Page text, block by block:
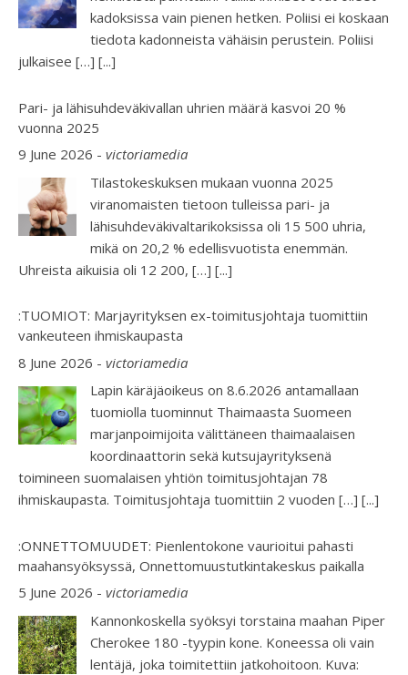
kadoksissa vain pienen hetken. Poliisi ei koskaan
tiedota kadonneista vähäisin perustein. Poliisi
julkaisee […] [...]
Pari- ja lähisuhdeväkivallan uhrien määrä kasvoi 20 %
vuonna 2025
9 June 2026 - victoriamedia
Tilastokeskuksen mukaan vuonna 2025
viranomaisten tietoon tulleissa pari- ja
lähisuhdeväkivaltarikoksissa oli 15 500 uhria,
mikä on 20,2 % edellisvuotista enemmän.
Uhreista aikuisia oli 12 200, […] [...]
:TUOMIOT: Marjayrityksen ex-toimitusjohtaja tuomittiin
vankeuteen ihmiskaupasta
8 June 2026 - victoriamedia
Lapin käräjäoikeus on 8.6.2026 antamallaan
tuomiolla tuominnut Thaimaasta Suomeen
marjanpoimijoita välittäneen thaimaalaisen
koordinaattorin sekä kutsujayrityksenä
toimineen suomalaisen yhtiön toimitusjohtajan 78
ihmiskaupasta. Toimitusjohtaja tuomittiin 2 vuoden […] [...]
:ONNETTOMUUDET: Pienlentokone vaurioitui pahasti
maahansyöksyssä, Onnettomuustutkintakeskus paikalla
5 June 2026 - victoriamedia
Kannonkoskella syöksyi torstaina maahan Piper
Cherokee 180 -tyypin kone. Koneessa oli vain
lentäjä, joka toimitettiin jatkohoitoon. Kuva: